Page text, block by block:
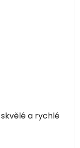
a rychlé